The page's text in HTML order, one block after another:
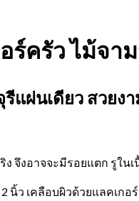
ร์ครัว ไม้จา
แผ่นเดียว สวยง
ง จึงอาจจะมีรอยแตก รูใ
นิ้ว เคลือบผิวด้วยแลคเก